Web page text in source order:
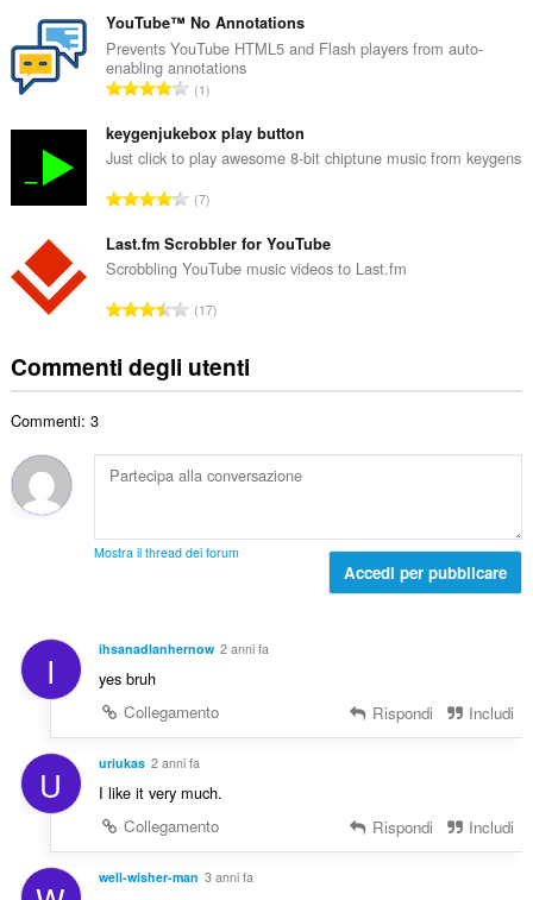
o
t
a
e
d
i
g
u
d
z
:
m
e
r
o
o
t
a
e
d
g
u
d
i
:
YouTube™ No Annotations
Prevents YouTube HTML5 and Flash players from auto-
enabling annotations
N
m
e
o
o
t
a
d
i
u
d
z
i
1
keygenjukebox play button
Just click to play awesome 8-bit chiptune music from keygens
N
m
e
o
o
t
e
d
i
z
7
Last.fm Scrobbler for YouTube
Scrobbling YouTube music videos to Last.fm
N
e
t
o
l
g
d
i
z
:
17
Commenti degli utenti
Commenti: 3
Mostra il thread dei forum
Accedi per pubblicare
I ihsanadlanhernow 2 anni fa
yes bruh
Collegamento
Rispondi Includi
U uriukas 2 anni fa
I like it very much.
Collegamento
Rispondi Includi
well-wisher-man 3 anni fa